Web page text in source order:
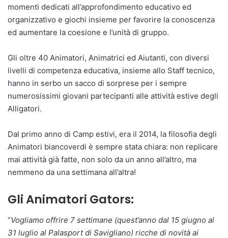
momenti dedicati all’approfondimento educativo ed
organizzativo e giochi insieme per favorire la conoscenza
ed aumentare la coesione e l’unità di gruppo.
Gli oltre 40 Animatori, Animatrici ed Aiutanti, con diversi
livelli di competenza educativa, insieme allo Staff tecnico,
hanno in serbo un sacco di sorprese per i sempre
numerosissimi giovani partecipanti alle attività estive degli
Alligatori.
Dal primo anno di Camp estivi, era il 2014, la filosofia degli
Animatori biancoverdi è sempre stata chiara: non replicare
mai attività già fatte, non solo da un anno all’altro, ma
nemmeno da una settimana all’altra!
Gli Animatori Gators:
“Vogliamo offrire 7 settimane (quest’anno dal 15 giugno al
31 luglio al Palasport di Savigliano) ricche di novità ai